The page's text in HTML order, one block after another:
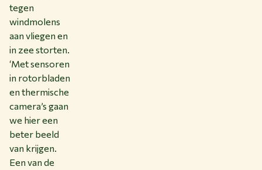
tegen
windmolens
aan vliegen en
in zee storten.
‘Met sensoren
in rotorbladen
en thermische
camera’s gaan
we hier een
beter beeld
van krijgen.
Een van de